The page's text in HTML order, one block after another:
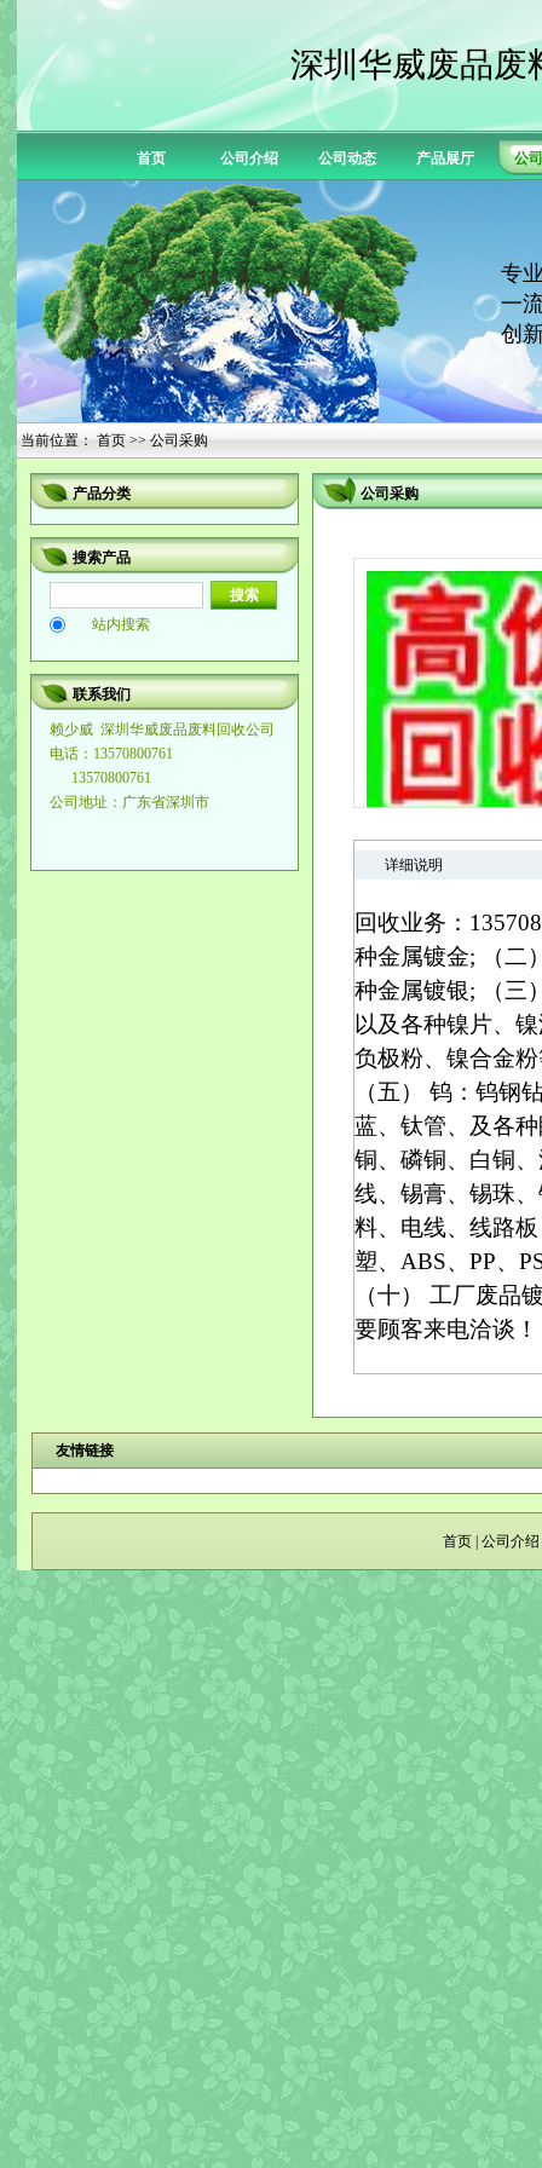
深圳华威废品废
首页 公司介绍 公司动态 产品展厅 公
专
一
创
当前位置： 首页 >> 公司采购
产品分类
搜索产品
站内搜索
联系我们
赖少威 深圳华威废品废料回收公司
电话：13570800761
13570800761
公司地址：广东省深圳市
公司采购
详细说明
回收业务：
种金属镀金; （二
种金属镀银; （三
以及各种镍片、
负极粉、镍合金
（五） 钨：钨钢
蓝、钛管、及各
铜、磷铜、白铜
线、锡膏、锡珠
料、电线、线路
塑、ABS、PP、
（十） 工厂废品
要顾客来电洽谈！
友情链接
首页 公司介绍